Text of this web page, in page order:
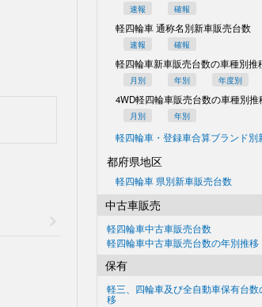
速報 確報
軽四輪車 通称名別新車販売台数
速報 確報
軽四輪車新車販売台数の車種別推
月別 年別 年度別
4WD軽四輪車販売台数の車種別推
月別 年別
軽四輪車・登録車合算ブランド別
都府県地区
軽四輪車 県別新車販売台数
中古車販売
軽四輪車中古車販売台数
軽四輪車中古車販売台数の年別推移
保有
軽三、四輪車及び全自動車保有台数
移